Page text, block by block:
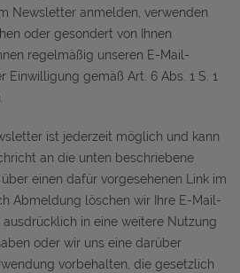
Newsletter anmelden, verwenden
oder gesondert von Ihnen
regelmäßig unseren E-Mail-
Einwilligung gemäß Art. 6 Abs. 1 S. 1
ist jederzeit möglich und kann
an die unten beschriebene
einen dafür vorgesehenen Link im
Abmeldung löschen wir Ihre E-Mail-
in eine weitere Nutzung
oder wir uns eine darüber
vorbehalten, die gesetzlich